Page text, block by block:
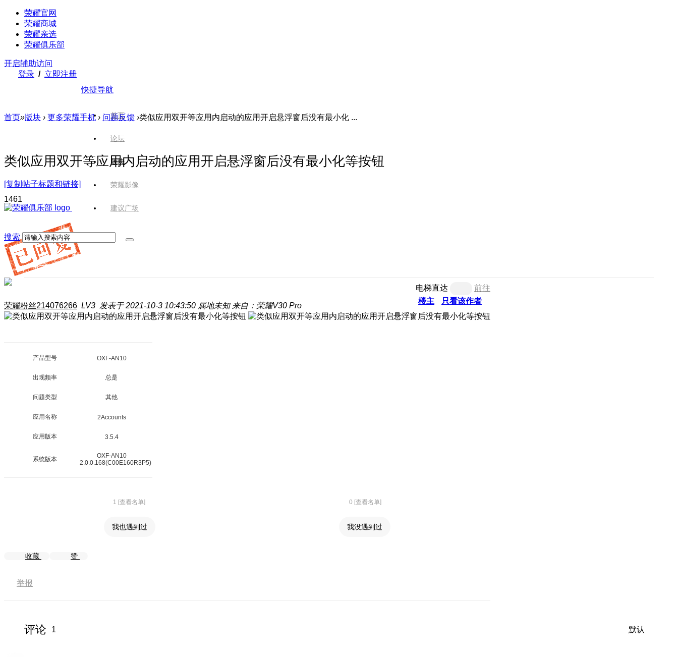
荣耀官网
荣耀商城
荣耀亲选
荣耀俱乐部
开启辅助访问
登录 / 立即注册
快捷导航
首页
论坛
版块
荣耀影像
建议广场
搜索
首页»版块 › 更多荣耀手机 › 问题反馈 ›类似应用双开等应用内启动的应用开启悬浮窗后没有最小化 ...
类似应用双开等应用内启动的应用开启悬浮窗后没有最小化等按钮
[复制帖子标题和链接]
1461
电梯直达
前往
楼主
只看该作者
荣耀粉丝214076266 LV3 发表于 2021-10-3 10:43:50 属地未知 来自：荣耀V30 Pro
产品型号 OXF-AN10
出现频率 总是
问题类型 其他
应用名称 2Accounts
应用版本 3.5.4
系统版本
OXF-AN10
2.0.0.168(C00E160R3P5)
1 [查看名单] 0 [查看名单]
我也遇到过 我没遇到过
收藏 赞
举报
评论 1 默认